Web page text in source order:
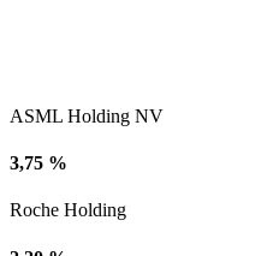
ASML Holding NV
3,75 %
Roche Holding